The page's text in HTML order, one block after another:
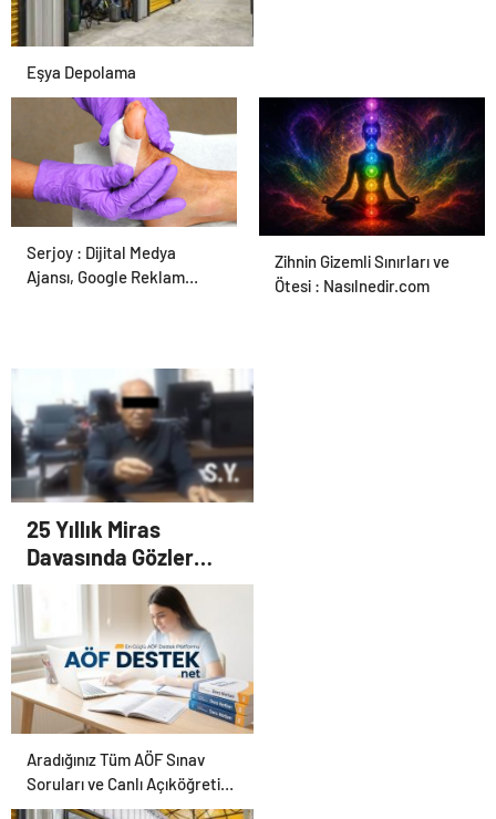
Eşya Depolama
Ortopodoloji İle Diyabetik
Ayak Yarası Tedavisi
Zihnin Gizemli Sınırları ve
Ötesi : Nasılnedir.com
Serjoy : Dijital Medya
Ajansı, Google Reklam
25 Yıllık Miras
Davasında Gözler
Temmuz Ayındaki
Karar Duruşmasına
Çevrildi
Aradığınız Tüm AÖF Sınav
Soruları ve Canlı Açıköğretim
Forumu Burada